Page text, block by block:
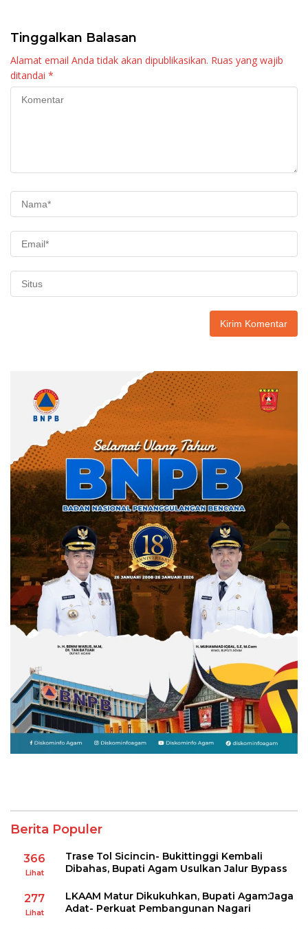
Tinggalkan Balasan
Alamat email Anda tidak akan dipublikasikan. Ruas yang wajib
ditandai *
Berita Populer
366
Lihat
Trase Tol Sicincin- Bukittinggi Kembali
Dibahas, Bupati Agam Usulkan Jalur Bypass
277
Lihat
LKAAM Matur Dikukuhkan, Bupati Agam:Jaga
Adat- Perkuat Pembangunan Nagari